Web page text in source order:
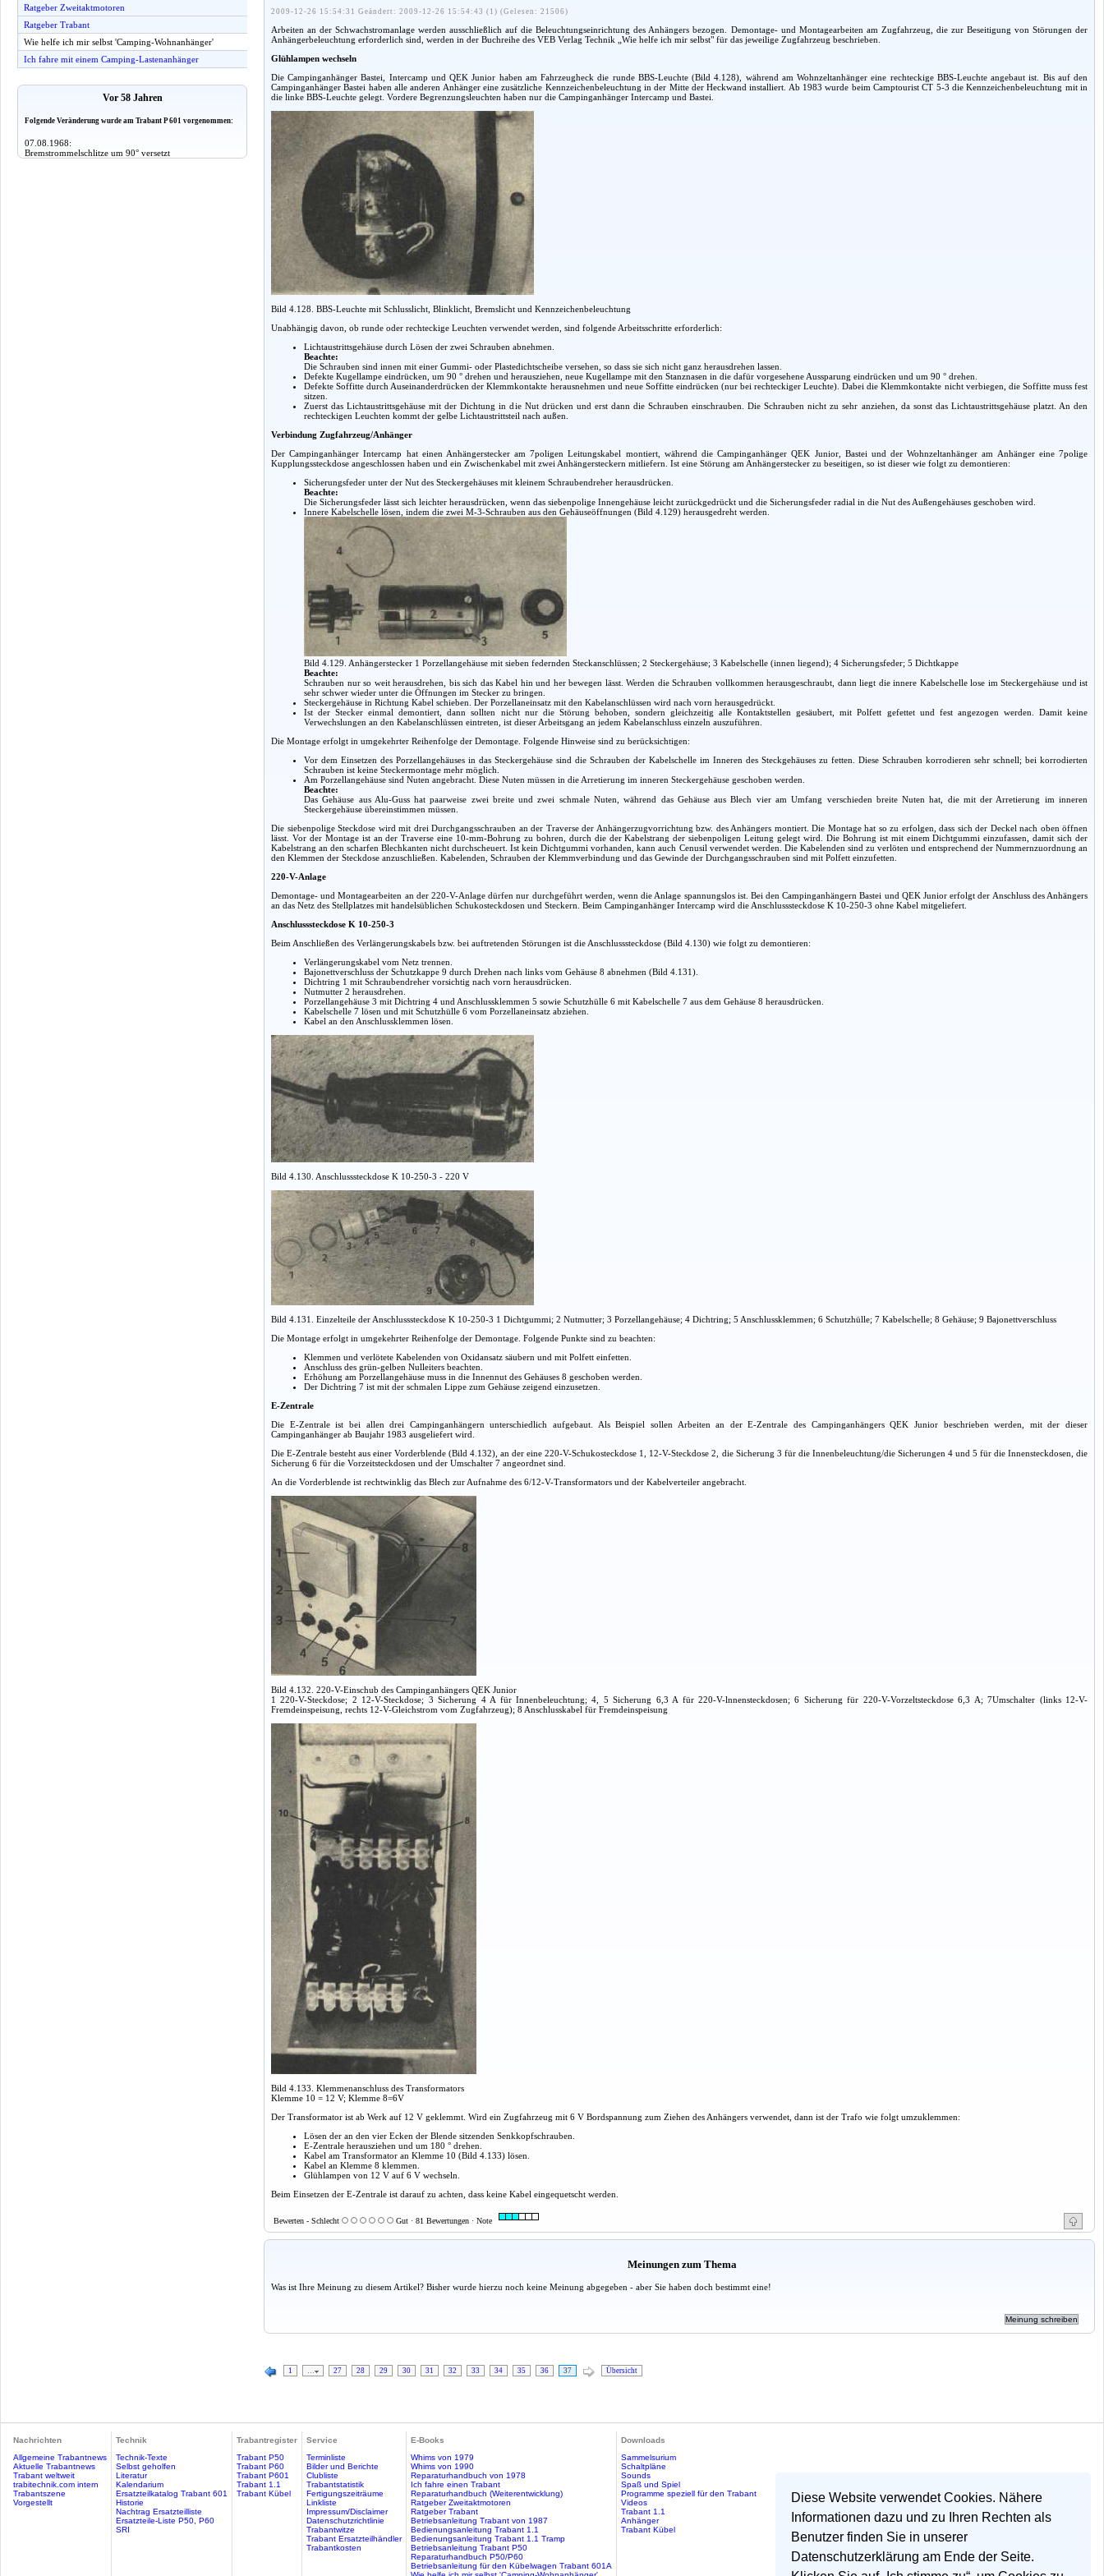
Diese Website verwendet Cookies. Nähere
Informationen dazu und zu Ihren Rechten als
Benutzer finden Sie in unserer
Datenschutzerklärung am Ende der Seite.
Ratgeber Zweitaktmotoren
Ratgeber Trabant
Wie helfe ich mir selbst 'Camping-Wohnanhänger'
Ich fahre mit einem Camping-Lastenanhänger
Vor 58 Jahren
Folgende Veränderung wurde am Trabant P 601 vorgenommen:
07.08.1968:
Bremstrommelschlitze um 90° versetzt
2009-12-26 15:54:31 Geändert: 2009-12-26 15:54:43 (1) (Gelesen: 21506)
Arbeiten an der Schwachstromanlage werden ausschließlich auf die Beleuchtungseinrichtung des Anhängers bezogen. Demontage- und Montagearbeiten am Zugfahrzeug, die zur Beseitigung von Störungen der
Anhängerbeleuchtung erforderlich sind, werden in der Buchreihe des VEB Verlag Technik „Wie helfe ich mir selbst" für das jeweilige Zugfahrzeug beschrieben.
Glühlampen wechseln
Die Campinganhänger Bastei, Intercamp und QEK Junior haben am Fahrzeugheck die runde BBS-Leuchte (Bild 4.128), während am Wohnzeltanhänger eine rechteckige BBS-Leuchte angebaut ist. Bis auf den
Campinganhänger Bastei haben alle anderen Anhänger eine zusätzliche Kennzeichenbeleuchtung in der Mitte der Heckwand installiert. Ab 1983 wurde beim Camptourist CT 5-3 die Kennzeichenbeleuchtung mit in
die linke BBS-Leuchte gelegt. Vordere Begrenzungsleuchten haben nur die Campinganhänger Intercamp und Bastei.
Bild 4.128. BBS-Leuchte mit Schlusslicht, Blinklicht, Bremslicht und Kennzeichenbeleuchtung
Unabhängig davon, ob runde oder rechteckige Leuchten verwendet werden, sind folgende Arbeitsschritte erforderlich:
Lichtaustrittsgehäuse durch Lösen der zwei Schrauben abnehmen.
Beachte:
Die Schrauben sind innen mit einer Gummi- oder Plastedichtscheibe versehen, so dass sie sich nicht ganz herausdrehen lassen.
Defekte Kugellampe eindrücken, um 90 ° drehen und herausziehen, neue Kugellampe mit den Stanznasen in die dafür vorgesehene Aussparung eindrücken und um 90 ° drehen.
Defekte Soffitte durch Auseinanderdrücken der Klemmkontakte herausnehmen und neue Soffitte eindrücken (nur bei rechteckiger Leuchte). Dabei die Klemmkontakte nicht verbiegen, die Soffitte muss fest
sitzen.
Zuerst das Lichtaustrittsgehäuse mit der Dichtung in die Nut drücken und erst dann die Schrauben einschrauben. Die Schrauben nicht zu sehr anziehen, da sonst das Lichtaustrittsgehäuse platzt. An den
rechteckigen Leuchten kommt der gelbe Lichtaustrittsteil nach außen.
Verbindung Zugfahrzeug/Anhänger
Der Campinganhänger Intercamp hat einen Anhängerstecker am 7poligen Leitungskabel montiert, während die Campinganhänger QEK Junior, Bastei und der Wohnzeltanhänger am Anhänger eine 7polige
Kupplungssteckdose angeschlossen haben und ein Zwischenkabel mit zwei Anhängersteckern mitliefern. Ist eine Störung am Anhängerstecker zu beseitigen, so ist dieser wie folgt zu demontieren:
Sicherungsfeder unter der Nut des Steckergehäuses mit kleinem Schraubendreher herausdrücken.
Beachte:
Die Sicherungsfeder lässt sich leichter herausdrücken, wenn das siebenpolige Innengehäuse leicht zurückgedrückt und die Sicherungsfeder radial in die Nut des Außengehäuses geschoben wird.
Innere Kabelschelle lösen, indem die zwei M-3-Schrauben aus den Gehäuseöffnungen (Bild 4.129) herausgedreht werden.
Bild 4.129. Anhängerstecker 1 Porzellangehäuse mit sieben federnden Steckanschlüssen; 2 Steckergehäuse; 3 Kabelschelle (innen liegend); 4 Sicherungsfeder; 5 Dichtkappe
Beachte:
Schrauben nur so weit herausdrehen, bis sich das Kabel hin und her bewegen lässt. Werden die Schrauben vollkommen herausgeschraubt, dann liegt die innere Kabelschelle lose im Steckergehäuse und ist
sehr schwer wieder unter die Öffnungen im Stecker zu bringen.
Steckergehäuse in Richtung Kabel schieben. Der Porzellaneinsatz mit den Kabelanschlüssen wird nach vorn herausgedrückt.
Ist der Stecker einmal demontiert, dann sollten nicht nur die Störung behoben, sondern gleichzeitig alle Kontaktstellen gesäubert, mit Polfett gefettet und fest angezogen werden. Damit keine
Verwechslungen an den Kabelanschlüssen eintreten, ist dieser Arbeitsgang an jedem Kabelanschluss einzeln auszuführen.
Die Montage erfolgt in umgekehrter Reihenfolge der Demontage. Folgende Hinweise sind zu berücksichtigen:
Vor dem Einsetzen des Porzellangehäuses in das Steckergehäuse sind die Schrauben der Kabelschelle im Inneren des Steckgehäuses zu fetten. Diese Schrauben korrodieren sehr schnell; bei korrodierten
Schrauben ist keine Steckermontage mehr möglich.
Am Porzellangehäuse sind Nuten angebracht. Diese Nuten müssen in die Arretierung im inneren Steckergehäuse geschoben werden.
Beachte:
Das Gehäuse aus Alu-Guss hat paarweise zwei breite und zwei schmale Nuten, während das Gehäuse aus Blech vier am Umfang verschieden breite Nuten hat, die mit der Arretierung im inneren
Steckergehäuse übereinstimmen müssen.
Die siebenpolige Steckdose wird mit drei Durchgangsschrauben an der Traverse der Anhängerzugvorrichtung bzw. des Anhängers montiert. Die Montage hat so zu erfolgen, dass sich der Deckel nach oben öffnen
lässt. Vor der Montage ist an der Traverse eine 10-mm-Bohrung zu bohren, durch die der Kabelstrang der siebenpoligen Leitung gelegt wird. Die Bohrung ist mit einem Dichtgummi einzufassen, damit sich der
Kabelstrang an den scharfen Blechkanten nicht durchscheuert. Ist kein Dichtgummi vorhanden, kann auch Cenusil verwendet werden. Die Kabelenden sind zu verlöten und entsprechend der Nummernzuordnung an
den Klemmen der Steckdose anzuschließen. Kabelenden, Schrauben der Klemmverbindung und das Gewinde der Durchgangsschrauben sind mit Polfett einzufetten.
220-V-Anlage
Demontage- und Montagearbeiten an der 220-V-Anlage dürfen nur durchgeführt werden, wenn die Anlage spannungslos ist. Bei den Campinganhängern Bastei und QEK Junior erfolgt der Anschluss des Anhängers
an das Netz des Stellplatzes mit handelsüblichen Schukosteckdosen und Steckern. Beim Campinganhänger Intercamp wird die Anschlusssteckdose K 10-250-3 ohne Kabel mitgeliefert.
Anschlusssteckdose K 10-250-3
Beim Anschließen des Verlängerungskabels bzw. bei auftretenden Störungen ist die Anschlusssteckdose (Bild 4.130) wie folgt zu demontieren:
Verlängerungskabel vom Netz trennen.
Bajonettverschluss der Schutzkappe 9 durch Drehen nach links vom Gehäuse 8 abnehmen (Bild 4.131).
Dichtring 1 mit Schraubendreher vorsichtig nach vorn herausdrücken.
Nutmutter 2 herausdrehen.
Porzellangehäuse 3 mit Dichtring 4 und Anschlussklemmen 5 sowie Schutzhülle 6 mit Kabelschelle 7 aus dem Gehäuse 8 herausdrücken.
Kabelschelle 7 lösen und mit Schutzhülle 6 vom Porzellaneinsatz abziehen.
Kabel an den Anschlussklemmen lösen.
Bild 4.130. Anschlusssteckdose K 10-250-3 - 220 V
Bild 4.131. Einzelteile der Anschlusssteckdose K 10-250-3 1 Dichtgummi; 2 Nutmutter; 3 Porzellangehäuse; 4 Dichtring; 5 Anschlussklemmen; 6 Schutzhülle; 7 Kabelschelle; 8 Gehäuse; 9 Bajonettverschluss
Die Montage erfolgt in umgekehrter Reihenfolge der Demontage. Folgende Punkte sind zu beachten:
Klemmen und verlötete Kabelenden von Oxidansatz säubern und mit Polfett einfetten.
Anschluss des grün-gelben Nulleiters beachten.
Erhöhung am Porzellangehäuse muss in die Innennut des Gehäuses 8 geschoben werden.
Der Dichtring 7 ist mit der schmalen Lippe zum Gehäuse zeigend einzusetzen.
E-Zentrale
Die E-Zentrale ist bei allen drei Campinganhängern unterschiedlich aufgebaut. Als Beispiel sollen Arbeiten an der E-Zentrale des Campinganhängers QEK Junior beschrieben werden, mit der dieser
Campinganhänger ab Baujahr 1983 ausgeliefert wird.
Die E-Zentrale besteht aus einer Vorderblende (Bild 4.132), an der eine 220-V-Schukosteckdose 1, 12-V-Steckdose 2, die Sicherung 3 für die Innenbeleuchtung/die Sicherungen 4 und 5 für die Innensteckdosen, die
Sicherung 6 für die Vorzeitsteckdosen und der Umschalter 7 angeordnet sind.
An die Vorderblende ist rechtwinklig das Blech zur Aufnahme des 6/12-V-Transformators und der Kabelverteiler angebracht.
Bild 4.132. 220-V-Einschub des Campinganhängers QEK Junior
1 220-V-Steckdose; 2 12-V-Steckdose; 3 Sicherung 4 A für Innenbeleuchtung; 4, 5 Sicherung 6,3 A für 220-V-lnnensteckdosen; 6 Sicherung für 220-V-Vorzeltsteckdose 6,3 A; 7Umschalter (links 12-V-
Fremdeinspeisung, rechts 12-V-Gleichstrom vom Zugfahrzeug); 8 Anschlusskabel für Fremdeinspeisung
Bild 4.133. Klemmenanschluss des Transformators
Klemme 10 = 12 V; Klemme 8=6V
Der Transformator ist ab Werk auf 12 V geklemmt. Wird ein Zugfahrzeug mit 6 V Bordspannung zum Ziehen des Anhängers verwendet, dann ist der Trafo wie folgt umzuklemmen:
Lösen der an den vier Ecken der Blende sitzenden Senkkopfschrauben.
E-Zentrale herausziehen und um 180 ° drehen.
Kabel am Transformator an Klemme 10 (Bild 4.133) lösen.
Kabel an Klemme 8 klemmen.
Glühlampen von 12 V auf 6 V wechseln.
Beim Einsetzen der E-Zentrale ist darauf zu achten, dass keine Kabel eingequetscht werden.
Bewerten - Schlecht Gut · 81 Bewertungen · Note
Meinungen zum Thema
Was ist Ihre Meinung zu diesem Artikel? Bisher wurde hierzu noch keine Meinung abgegeben - aber Sie haben doch bestimmt eine!
1 27 28 29 30 31 32 33 34 35 36 37 Übersicht
Nachrichten
Allgemeine Trabantnews
Aktuelle Trabantnews
Trabant weltweit
trabitechnik.com intern
Trabantszene
Vorgestellt
Technik
Technik-Texte
Selbst geholfen
Literatur
Kalendarium
Ersatzteilkatalog Trabant 601
Historie
Nachtrag Ersatzteilliste
Ersatzteile-Liste P50, P60
SRI
Trabantregister
Trabant P50
Trabant P60
Trabant P601
Trabant 1.1
Trabant Kübel
Service
Terminliste
Bilder und Berichte
Clubliste
Trabantstatistik
Fertigungszeiträume
Linkliste
Impressum/Disclaimer
Datenschutzrichtlinie
Trabantwitze
Trabant Ersatzteilhändler
Trabantkosten
E-Books
Whims von 1979
Whims von 1990
Reparaturhandbuch von 1978
Ich fahre einen Trabant
Reparaturhandbuch (Weiterentwicklung)
Ratgeber Zweitaktmotoren
Ratgeber Trabant
Betriebsanleitung Trabant von 1987
Bedienungsanleitung Trabant 1.1
Bedienungsanleitung Trabant 1.1 Tramp
Betriebsanleitung Trabant P50
Reparaturhandbuch P50/P60
Betriebsanleitung für den Kübelwagen Trabant 601A
Downloads
Sammelsurium
Schaltpläne
Sounds
Spaß und Spiel
Programme speziell für den Trabant
Videos
Trabant 1.1
Anhänger
Trabant Kübel